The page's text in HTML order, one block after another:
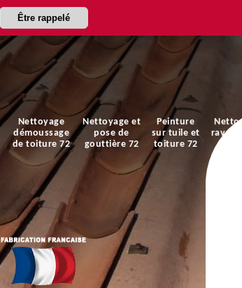
Être rappelé
Nettoyage
démoussage
de toiture 72
Nettoyage et
pose de
gouttière 72
Peinture
sur tuile et
toiture 72